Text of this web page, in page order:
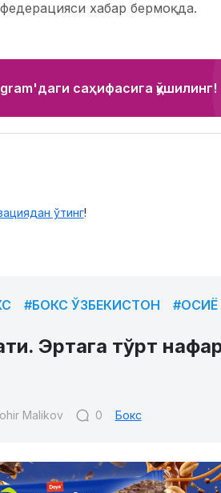
хабар бермоқда.
саҳифасига қўшилинг!
ўтинг!
#БОКС ЎЗБЕКИСТОН
Эртага тўрт
Malikov 0 Бокс